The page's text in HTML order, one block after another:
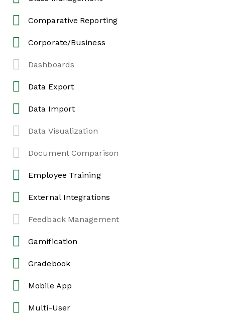
Comparative Reporting
Corporate/Business
Dashboards
Data Export
Data Import
Data Visualization
Document Comparison
Employee Training
External Integrations
Feedback Management
Gamification
Gradebook
Mobile App
Multi-User